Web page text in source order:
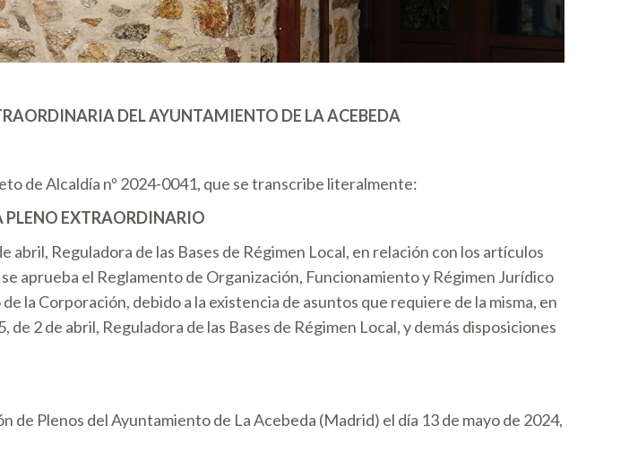
DEL AYUNTAMIENTO DE LAACEBEDA
de Alcaldía nº 2024-0041, que se transcribe literalmente:
PLENO EXTRAORDINARIO
Reguladora de las Bases de Régimen Local, en relación con los artículos
aprueba el Reglamento de Organización, Funcionamiento y Régimen Jurídico
la Corporación, debido a la existencia de asuntos que requiere de la misma, en
2 de abril, Reguladora de las Bases de Régimen Local, y demás disposiciones
de Plenos del Ayuntamiento de La Acebeda (Madrid) el día 13 de mayo de 2024,